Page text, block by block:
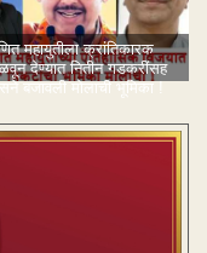
महायुतीला क्रांतिकारक
देण्यात नितीन गडकरींसह
बजावली मोलाची भूमिका !